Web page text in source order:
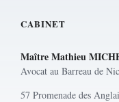
CABINET
Maître Mathieu
Avocat au Barreau de
57 Promenade des